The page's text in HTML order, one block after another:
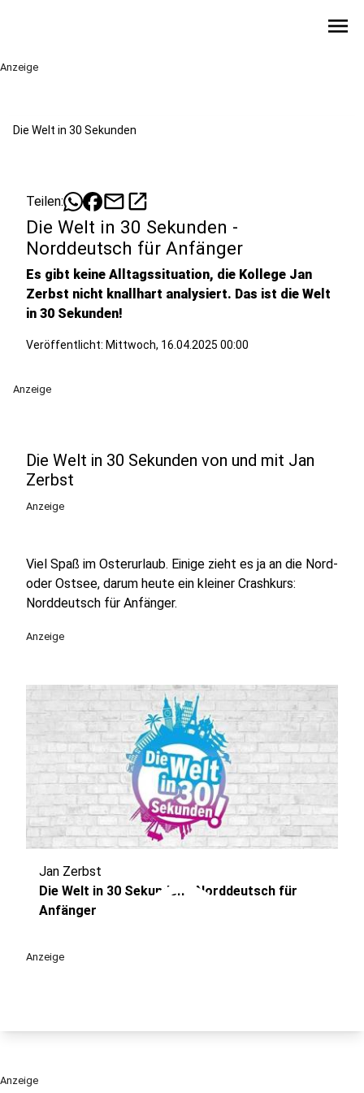
menu
Anzeige
Die Welt in 30 Sekunden
Teilen: mailopen_in_new
Die Welt in 30 Sekunden -
Norddeutsch für Anfänger
Es gibt keine Alltagssituation, die Kollege Jan
Zerbst nicht knallhart analysiert. Das ist die Welt
in 30 Sekunden!
Veröffentlicht: Mittwoch, 16.04.2025 00:00
Anzeige
Die Welt in 30 Sekunden von und mit Jan
Zerbst
Anzeige
Viel Spaß im Osterurlaub. Einige zieht es ja an die Nord-
oder Ostsee, darum heute ein kleiner Crashkurs:
Norddeutsch für Anfänger.
Anzeige
play_circle
Jan Zerbst
Die Welt in 30 Sekunden - Norddeutsch für
Anfänger
Anzeige
Anzeige